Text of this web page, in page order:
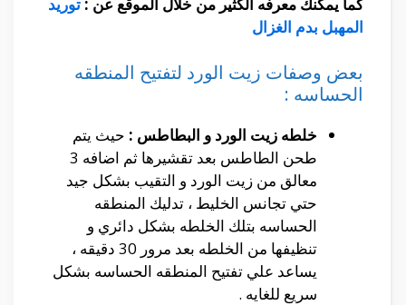
المهبل بدم الغزال
بعض وصفات زيت الورد لتفتيح المنطقه
الحساسه :
خلطه زيت الورد و البطاطس : حيث يتم
طحن الطاطس بعد تقشيرها ثم اضافه 3
معالق من زيت الورد و التقيب بشكل جيد
حتي تجانس الخليط ، تدليك المنطقه
الحساسه بتلك الخلطه بشكل دائري و
تنظيفها من الخلطه بعد مرور 30 دقيقه ،
يساعد علي تفتيح المنطقه الحساسه بشكل
سريع للغايه .